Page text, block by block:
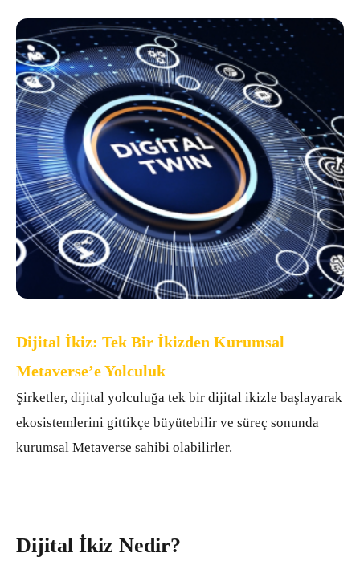
Dijital İkiz: Tek Bir İkizden Kurumsal Metaverse’e Yolculuk
Dijital İkiz: Tek Bir İkizden Kurumsal
Metaverse’e Yolculuk
Şirketler, dijital yolculuğa tek bir dijital ikizle başlayarak
ekosistemlerini gittikçe büyütebilir ve süreç sonunda
kurumsal Metaverse sahibi olabilirler.
Dijital İkiz Nedir?